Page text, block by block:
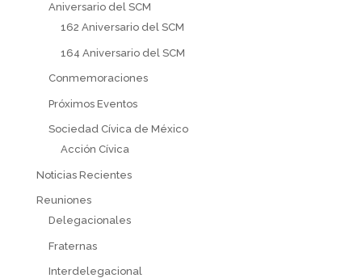
Aniversario del SCM
162 Aniversario del SCM
164 Aniversario del SCM
Conmemoraciones
Próximos Eventos
Sociedad Cívica de México
Acción Cívica
Noticias Recientes
Reuniones
Delegacionales
Fraternas
Interdelegacional